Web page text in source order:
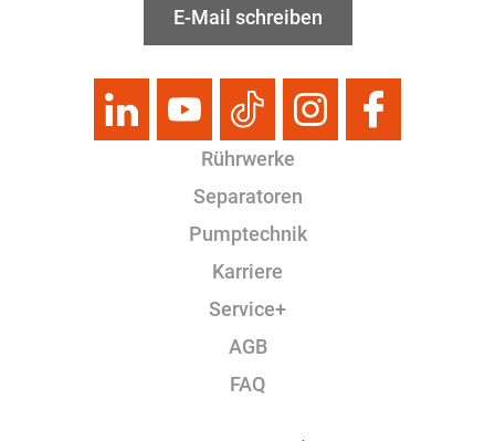
E-Mail schreiben
Rührwerke
Separatoren
Pumptechnik
Karriere
Service+
AGB
FAQ